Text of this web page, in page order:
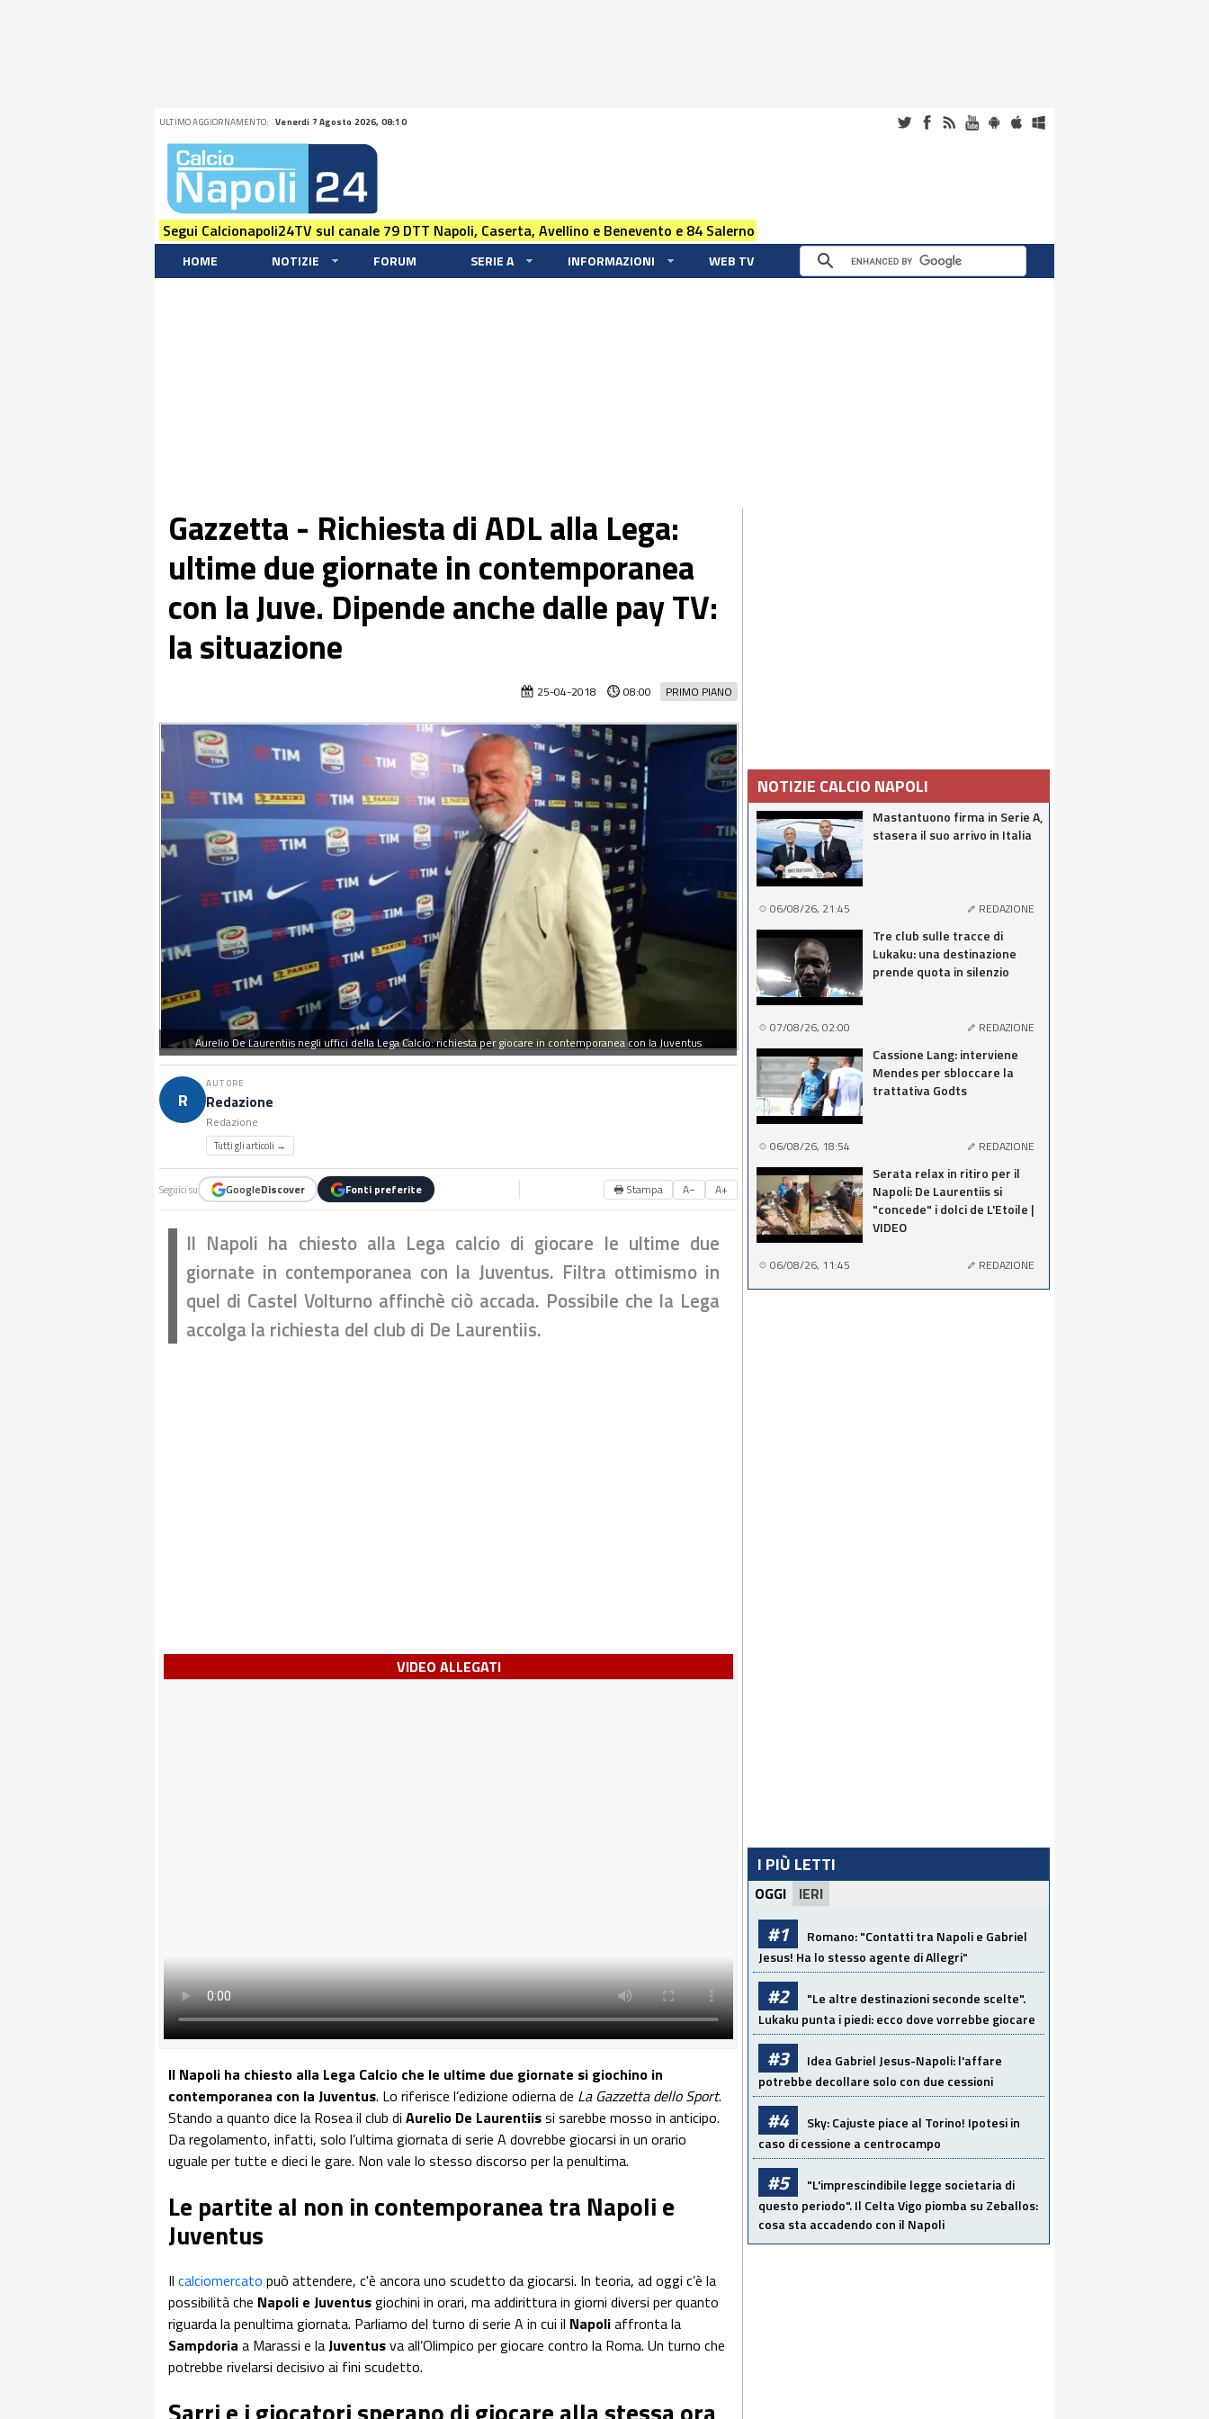
ULTIMO AGGIORNAMENTO: Venerdi 7 Agosto 2026, 08:10
Segui Calcionapoli24TV sul canale 79 DTT Napoli, Caserta, Avellino e Benevento e 84 Salerno
HOME NOTIZIE FORUM SERIE A INFORMAZIONI WEB TV
Gazzetta - Richiesta di ADL alla Lega:
ultime due giornate in contemporanea
con la Juve. Dipende anche dalle pay TV:
la situazione
PRIMO PIANO
25-04-2018 08:00
Aurelio De Laurentiis negli uffici della Lega Calcio: richiesta per giocare in contemporanea con la Juventus
R
AUTORE
Redazione
Redazione
Tutti gli articoli →
Seguici su GoogleDiscover Fonti preferite 🖶 Stampa A− A+
Il Napoli ha chiesto alla Lega calcio di giocare le ultime due
giornate in contemporanea con la Juventus. Filtra ottimismo in
quel di Castel Volturno affinchè ciò accada. Possibile che la Lega
accolga la richiesta del club di De Laurentiis.
VIDEO ALLEGATI
Il Napoli ha chiesto alla Lega Calcio che le ultime due giornate si giochino in
contemporanea con la Juventus. Lo riferisce l’edizione odierna de La Gazzetta dello Sport.
Stando a quanto dice la Rosea il club di Aurelio De Laurentiissi sarebbe mosso in anticipo.
Da regolamento, infatti, solo l’ultima giornata di serie A dovrebbe giocarsi in un orario
uguale per tutte e dieci le gare. Non vale lo stesso discorso per la penultima.
Le partite al non in contemporanea tra Napoli e
Juventus
Il calciomercato può attendere, c'è ancora uno scudetto da giocarsi. In teoria, ad oggi c’è la
possibilità che Napoli e Juventusgiochini in orari, ma addirittura in giorni diversi per quanto
riguarda la penultima giornata. Parliamo del turno di serie A in cui il Napoliaffronta la
Sampdoria a Marassi e laJuventusva all’Olimpico per giocare contro la Roma. Un turno che
potrebbe rivelarsi decisivo ai fini scudetto.
NOTIZIE CALCIO NAPOLI
Mastantuono firma in Serie A,
stasera il suo arrivo in Italia
06/08/26, 21:45 REDAZIONE
Tre club sulle tracce di
Lukaku: una destinazione
prende quota in silenzio
07/08/26, 02:00 REDAZIONE
Cassione Lang: interviene
Mendes per sbloccare la
trattativa Godts
06/08/26, 18:54 REDAZIONE
Serata relax in ritiro per il
Napoli: De Laurentiis si
"concede" i dolci de L'Etoile |
VIDEO
06/08/26, 11:45 REDAZIONE
I PIÙ LETTI
OGGI IERI
#1
Romano: "Contatti tra Napoli e Gabriel
Jesus! Ha lo stesso agente di Allegri"
#2
"Le altre destinazioni seconde scelte".
Lukaku punta i piedi: ecco dove vorrebbe giocare
#3
Idea Gabriel Jesus-Napoli: l'affare
potrebbe decollare solo con due cessioni
#4
Sky: Cajuste piace al Torino! Ipotesi in
caso di cessione a centrocampo
#5
"L'imprescindibile legge societaria di
questo periodo". Il Celta Vigo piomba su Zeballos:
cosa sta accadendo con il Napoli